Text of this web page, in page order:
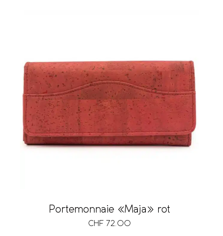
Portemonnaie «Maja» rot
CHF 72.00